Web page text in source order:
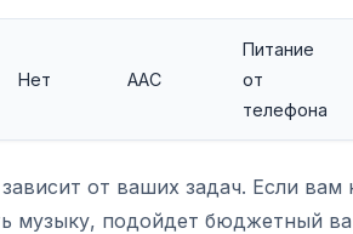
Нет AAC
Питание
от
телефона
от ваших задач. Если вам
музыку, подойдет бюджетный